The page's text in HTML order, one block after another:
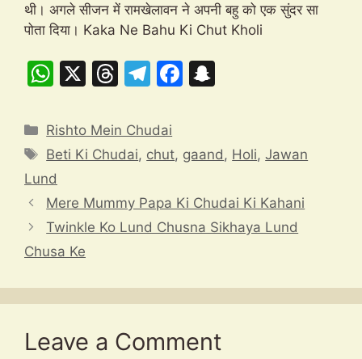
थी। अगले सीजन में रामखेलावन ने अपनी बहु को एक सुंदर सा
पोता दिया। Kaka Ne Bahu Ki Chut Kholi
W
at
s
A
p
p
X
T
e
a
s
T
e
gr
m
F
e
o
o
p
h
at
Categories
Rishto Mein Chudai
Tags
Beti Ki Chudai, chut, gaand, Holi,Jawan
Lund
Mere Mummy Papa Ki Chudai Ki Kahani
Twinkle Ko Lund Chusna Sikhaya Lund
Chusa Ke
Leave a Comment